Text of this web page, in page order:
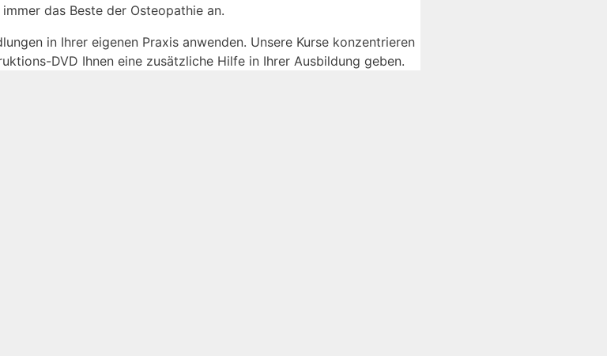
das Beste der Osteopathie an.
in Ihrer eigenen Praxis anwenden. Unsere Kurse konzentrieren
DVD Ihnen eine zusätzliche Hilfe in Ihrer Ausbildung geben.